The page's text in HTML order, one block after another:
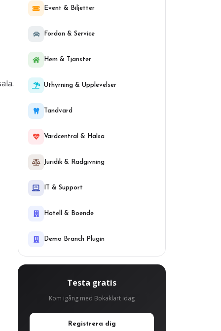
Event & Biljetter
Fordon & Service
Hem & Tjanster
Uthyrning & Upplevelser
Tandvard
Vardcentral & Halsa
Juridik & Radgivning
IT & Support
Hotell & Boende
Demo Branch Plugin
Testa gratis
Kom igång med Bokaklart idag
Registrera dig